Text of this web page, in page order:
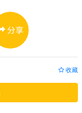
分享
收藏